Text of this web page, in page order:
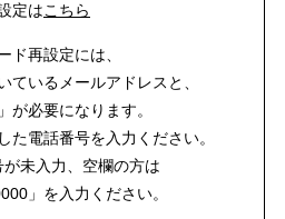
定はこちら
ド再設定には、
ているメールアドレスと、
が必要になります。
電話番号を入力ください。
が未入力、空欄の方は
」を入力ください。